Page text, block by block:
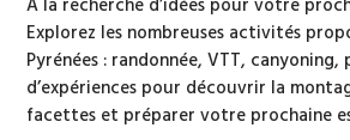
À la recherche d’idées pour votre
Explorez les nombreuses activités
Pyrénées : randonnée, VTT,
d’expériences pour découvrir la
facettes et préparer votre prochaine